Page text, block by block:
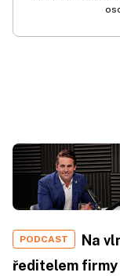
PODCAST
Na
ředitelem firmy